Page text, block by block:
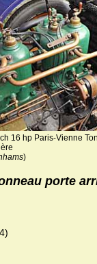
16 hp Paris-Vienne
)
porte